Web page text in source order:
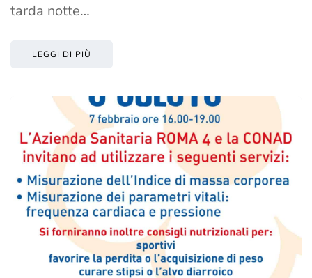
tarda notte…
LEGGI DI PIÙ